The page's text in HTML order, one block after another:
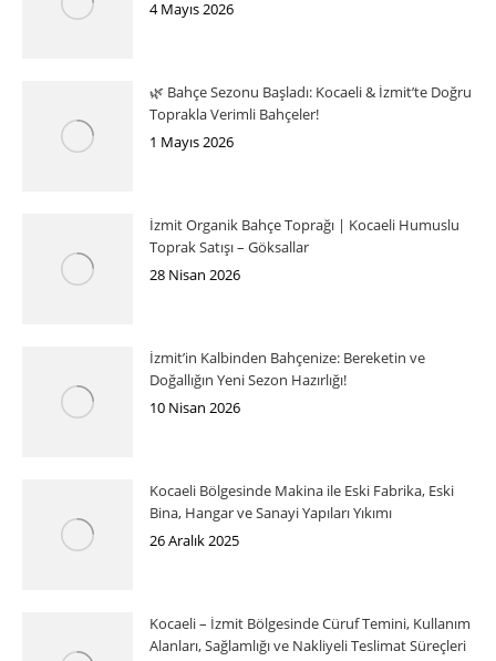
4 Mayıs 2026
🌿 Bahçe Sezonu Başladı: Kocaeli & İzmit’te Doğru
Toprakla Verimli Bahçeler!
1 Mayıs 2026
İzmit Organik Bahçe Toprağı | Kocaeli Humuslu
Toprak Satışı – Göksallar
28 Nisan 2026
İzmit’in Kalbinden Bahçenize: Bereketin ve
Doğallığın Yeni Sezon Hazırlığı!
10 Nisan 2026
Kocaeli Bölgesinde Makina ile Eski Fabrika, Eski
Bina, Hangar ve Sanayi Yapıları Yıkımı
26 Aralık 2025
Kocaeli – İzmit Bölgesinde Cüruf Temini, Kullanım
Alanları, Sağlamlığı ve Nakliyeli Teslimat Süreçleri